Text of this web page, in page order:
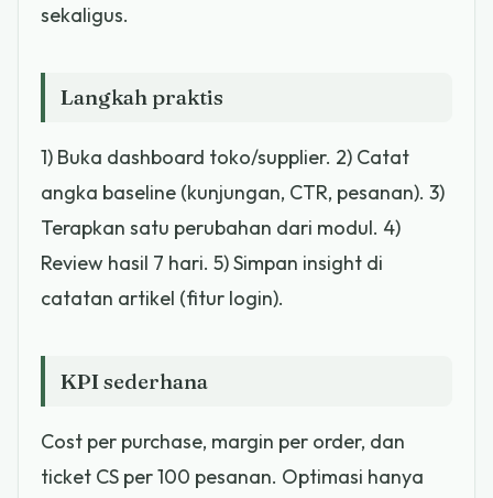
sekaligus.
Langkah praktis
1) Buka dashboard toko/supplier. 2) Catat
angka baseline (kunjungan, CTR, pesanan). 3)
Terapkan satu perubahan dari modul. 4)
Review hasil 7 hari. 5) Simpan insight di
catatan artikel (fitur login).
KPI sederhana
Cost per purchase, margin per order, dan
ticket CS per 100 pesanan. Optimasi hanya